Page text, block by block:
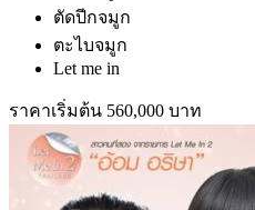
ตัดปีกจมูก
ตะไบจมูก
Let me in
ราคาเริ่มต้น 560,000 บาท